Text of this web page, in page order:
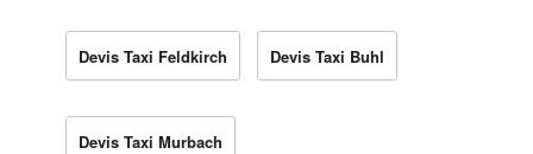
Devis Taxi Feldkirch Devis Taxi Buhl
Devis Taxi Murbach